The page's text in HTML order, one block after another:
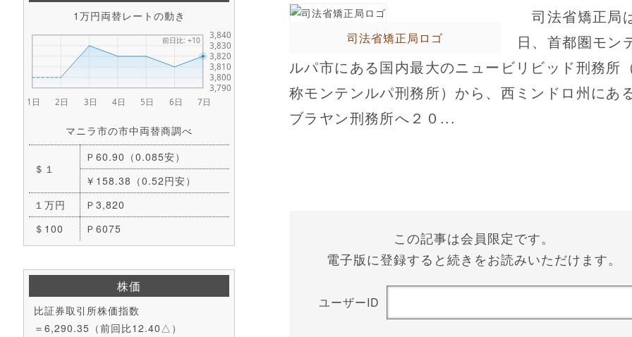
1万円両替レートの動き
マニラ市の市中両替商調べ
＄１
Ｐ60.90（0.085安）
￥158.38（0.52円安）
１万円
Ｐ3,820
＄100
Ｐ6075
株価
比証券取引所株価指数
＝6,290.35（前回比12.40△）
司法省矯正局ロゴ
司法省矯正局
日、首都圏モン
ルパ市にある国内最大のニュービリビッド刑務所
称モンテンルパ刑務所）から、西ミンドロ州にあ
ブラヤン刑務所へ２０...
この記事は会員限定です。
電子版に登録すると続きをお読みいただけます。
ユーザーID